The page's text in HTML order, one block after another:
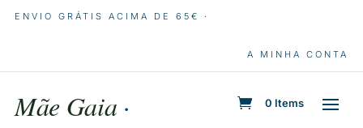
ENVIO GRÁTIS ACIMA DE 65€ ·
A MINHA CONTA
Mãe Gaia · 0 Items